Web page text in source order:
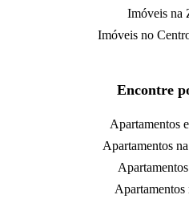
Imóveis na
Imóveis no
Encontre
Apartamentos
Apartamentos
Apartamentos